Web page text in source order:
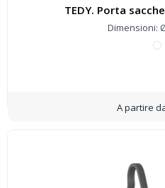
TEDY. Porta
Dimensioni: